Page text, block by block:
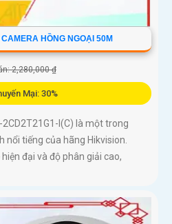
HỒNG NGOẠI 50M
2,280,000 ₫
Mại: 30%
2CD2T21G1-I(C) là một trong
nổi tiếng của hãng Hikvision.
đại và độ phân giải cao,